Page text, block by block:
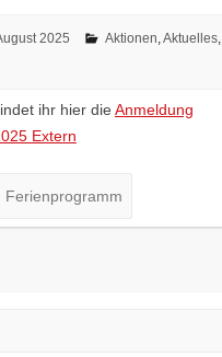
2025 Aktionen,Aktuelles,
ihr hier die Anmeldung
Extern
Ferienprogramm